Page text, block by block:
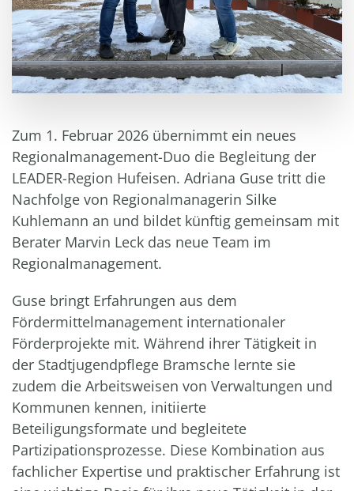
Zum 1. Februar 2026 übernimmt ein neues
Regionalmanagement-Duo die Begleitung der
LEADER-Region Hufeisen. Adriana Guse tritt die
Nachfolge von Regionalmanagerin Silke
Kuhlemann an und bildet künftig gemeinsam mit
Berater Marvin Leck das neue Team im
Regionalmanagement.
Guse bringt Erfahrungen aus dem
Fördermittelmanagement internationaler
Förderprojekte mit. Während ihrer Tätigkeit in
der Stadtjugendpflege Bramsche lernte sie
zudem die Arbeitsweisen von Verwaltungen und
Kommunen kennen, initiierte
Beteiligungsformate und begleitete
Partizipationsprozesse. Diese Kombination aus
fachlicher Expertise und praktischer Erfahrung ist